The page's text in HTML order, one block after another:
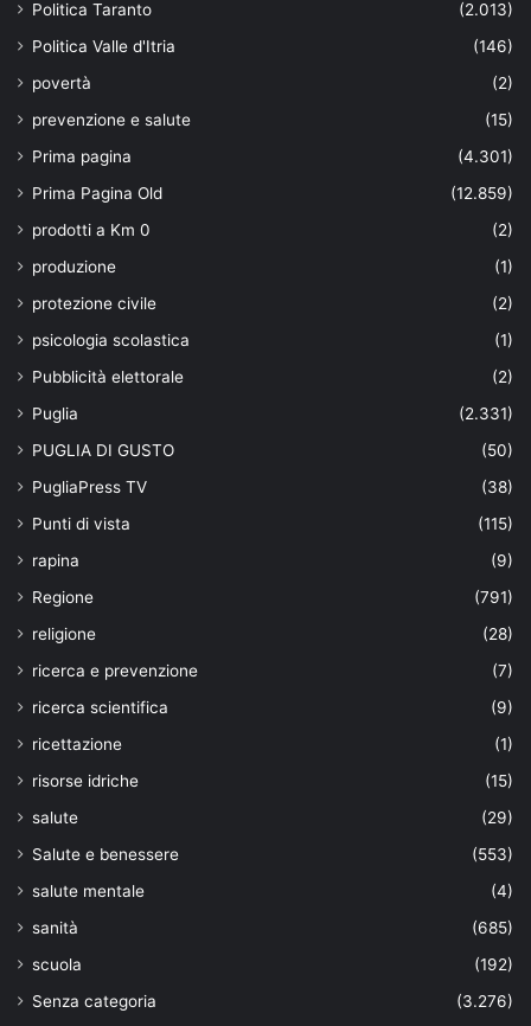
Politica Taranto
(2.013)
Politica Valle d'Itria
(146)
povertà
(2)
prevenzione e salute
(15)
Prima pagina
(4.301)
Prima Pagina Old
(12.859)
prodotti a Km 0
(2)
produzione
(1)
protezione civile
(2)
psicologia scolastica
(1)
Pubblicità elettorale
(2)
Puglia
(2.331)
PUGLIA DI GUSTO
(50)
PugliaPress TV
(38)
Punti di vista
(115)
rapina
(9)
Regione
(791)
religione
(28)
ricerca e prevenzione
(7)
ricerca scientifica
(9)
ricettazione
(1)
risorse idriche
(15)
salute
(29)
Salute e benessere
(553)
salute mentale
(4)
sanità
(685)
scuola
(192)
Senza categoria
(3.276)